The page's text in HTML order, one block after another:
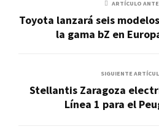
ARTÍCULO
Toyota lanzará seis
la gama bZ en
SIGUIENTE
Stellantis Zaragoza
Línea 1 para el